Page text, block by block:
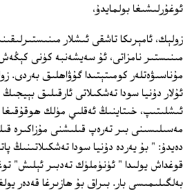
ئوغۇرلىشىغا بولمايدۇ،
زولېك، ئامېرىكا تاشقى ئىشلار
مىنىستىر نامزاتى، ئۇ سەيشەنبە كۈنى
مۇناسىۋەتلەر كومىتېتىدا گۇۋاھلىق بەردى.
ئۇلار دۇنيا سودا تەشكىلاتى ئارقىلىق
ئىشلىتىپ، خىتاينىڭ ئەقلىي مۈلك ھوقۇقىغا
مەسىلىسىنى بىر تەرەپ قىلىشنى مۇزاكىرە
دەيدۇ: " بۇ يەردە دۇنيا سودا تەشكىلاتىنىڭ
قوغداش يولىدا " ئۈنۈملۈك تەدبىر ئېلىش"
بەلگىلىمىسى بار. بىراق بۇ ھازىرغا قەدەر